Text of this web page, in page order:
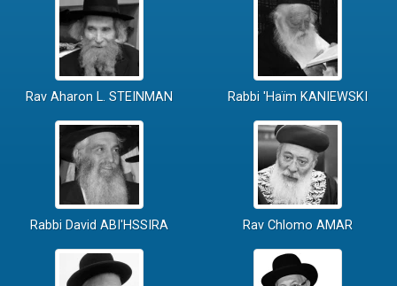
Rav Aharon L. STEINMAN Rabbi 'Haïm KANIEWSKI
Rabbi David ABI'HSSIRA Rav Chlomo AMAR